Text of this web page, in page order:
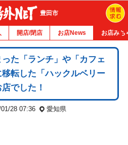
豊田市
開店/閉店 お店News お店みち
った「ランチ」や「カフェ
転した「ハックルベリー
でした！
28 07:36 愛知県